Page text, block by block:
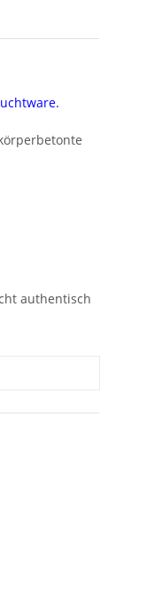
authentisch